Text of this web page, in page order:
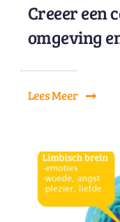
Creeer een
omgeving
Lees Meer